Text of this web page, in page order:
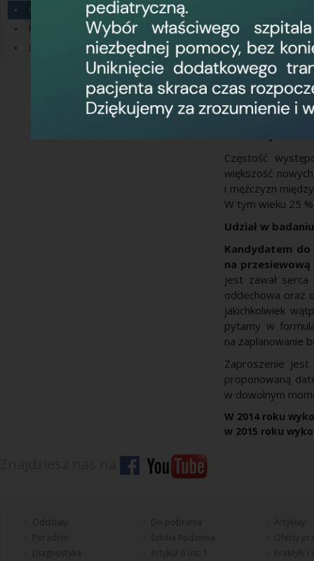
Bezpłatna kolonoskopia 2014 - 2015
Program Badań Przesiewowych
Debaty z młodzieżą
grubego rozwija
kilkanaście lat.
zapobiec
Ani polipy, ani
profilaktycznej
to możliwe, ich
na raka jelita
Częstość
większość
i mężczyzn
W tym wieku 25
Udział w
Kandydatem do
na
jest zawał
oddechowa oraz
jakichkolwiek
pytamy w
na zaplanowanie
Zaproszenie
proponowaną
w dowolnym
W 2014 roku
w 2015 roku
Poradnie
Diagnostyka
Do pobrania
Artykuł 6 ust. 1
Artykuły
Oferty
Praktyki